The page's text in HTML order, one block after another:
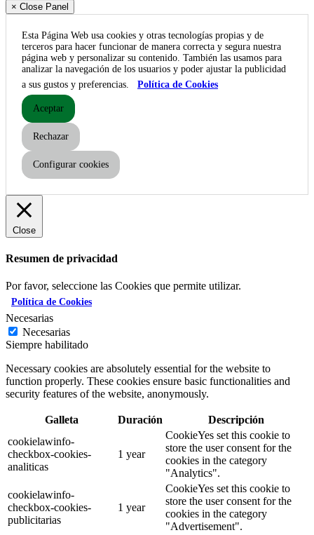
× Close Panel
Esta Página Web usa cookies y otras tecnologías propias y de
terceros para hacer funcionar de manera correcta y segura nuestra
página web y personalizar su contenido. También las usamos para
analizar la navegación de los usuarios y poder ajustar la publicidad
a sus gustos y preferencias.
Política de Cookies
Aceptar
Rechazar
Configurar cookies
Close
Resumen de privacidad
Por favor, seleccione las Cookies que permite utilizar.
Política de Cookies
Necesarias
Necesarias
Siempre habilitado
Necessary cookies are absolutely essential for the website to
function properly. These cookies ensure basic functionalities and
security features of the website, anonymously.
Galleta Duración
Descripción
cookielawinfo-
checkbox-cookies-
analiticas
1 year
CookieYes set this cookie to
store the user consent for the
cookies in the category
"Analytics".
cookielawinfo-
checkbox-cookies-
publicitarias
1 year
CookieYes set this cookie to
store the user consent for the
cookies in the category
"Advertisement".